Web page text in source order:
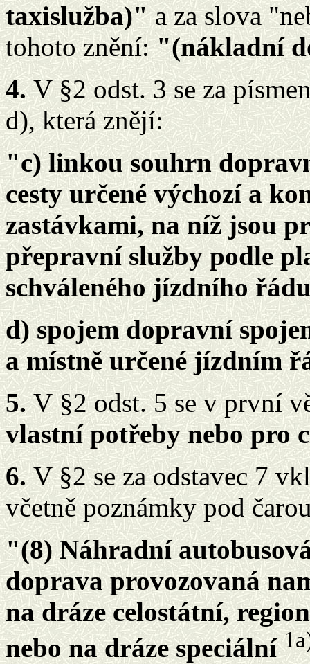
taxislužba)"a za slova
tohoto znění:"(nákladní
4.V §2 odst. 3 se za
d), která znějí:
"c) linkou souhrn
cesty určené výchozí a
zastávkami, na níž jsou
přepravní služby podle
schváleného jízdního
d) spojem dopravní
a místně určené jízdním
5.V §2 odst. 5 se v první
vlastní potřeby nebo pro
6.V §2 se za odstavec 7
včetně poznámky pod
"(8) Náhradní
doprava provozovaná
na dráze celostátní,
nebo na dráze speciální